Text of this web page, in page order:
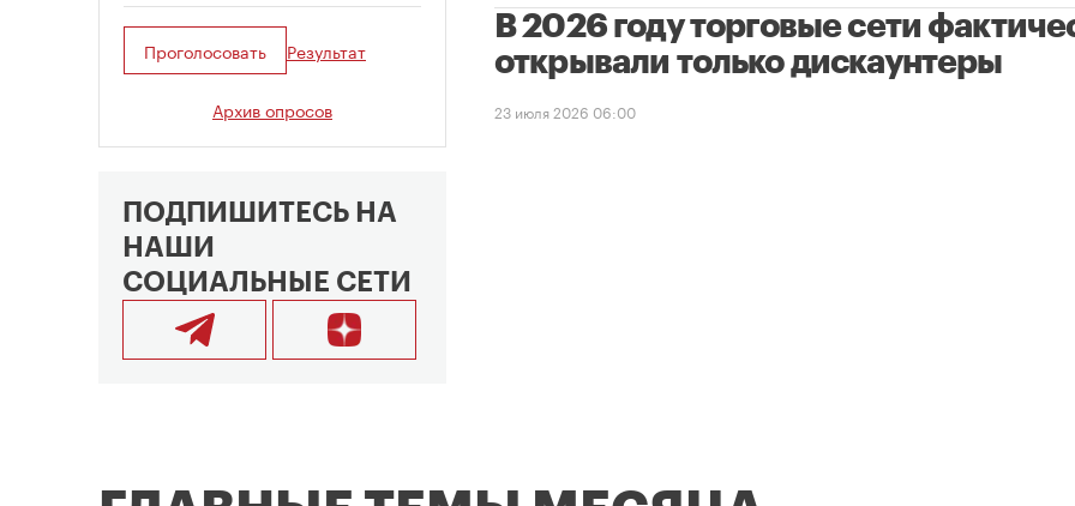
В 2026 году торговые сети
открывали только дискаунтеры
23 июля 2026 06:00
Проголосовать Результат
Архив опросов
ПОДПИШИТЕСЬ НА
НАШИ
СОЦИАЛЬНЫЕ СЕТИ